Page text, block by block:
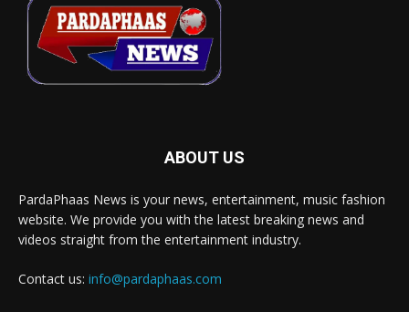
ABOUT US
PardaPhaas News is your news, entertainment, music fashion
website. We provide you with the latest breaking news and
videos straight from the entertainment industry.
Contact us: info@pardaphaas.com